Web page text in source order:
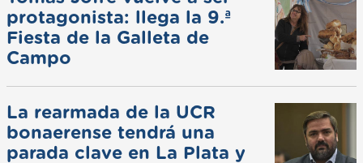
protagonista: llega la 9.ª
Fiesta de la Galleta de
Campo
La rearmada de la UCR
bonaerense tendrá una
parada clave en La Plata y